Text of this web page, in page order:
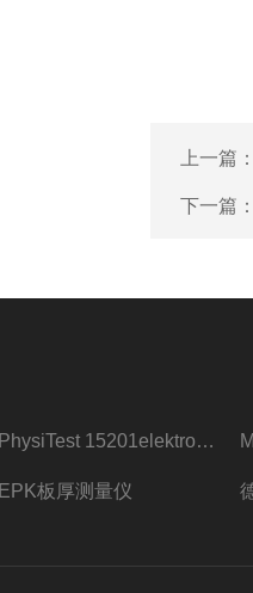
上一篇
下一篇
PhysiTest 15201elektrophysik测厚仪
EPK板厚测量仪